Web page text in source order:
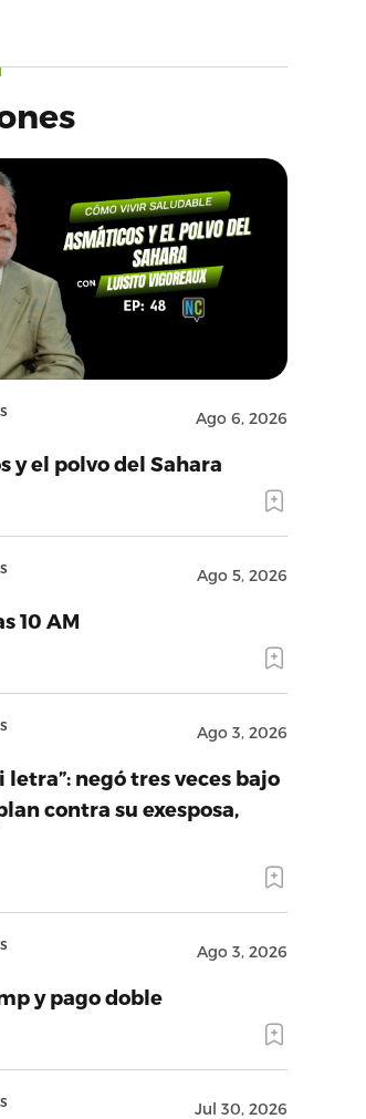
Ago 6, 2026
y el polvo del Sahara
Ago 5, 2026
10 AM
Ago 3, 2026
letra”: negó tres veces bajo
contra su exesposa,
Ago 3, 2026
y pago doble
Jul 30, 2026